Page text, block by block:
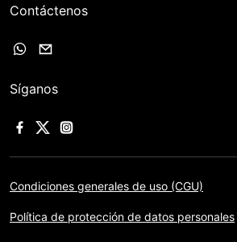
Contáctenos
Síganos
Condiciones generales de uso (CGU)
Política de protección de datos personales